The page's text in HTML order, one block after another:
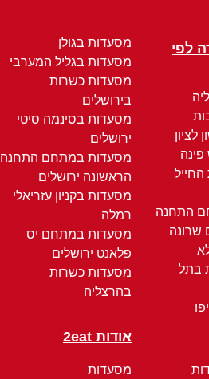
לפי
לציון
התחנה
בתל
מסעדות בגולן
מסעדות בגליל המערבי
מסעדות כשרות
בירושלים
מסעדות בסינמה סיטי
ירושלים
מסעדות במתחם התחנה
הראשונה ירושלים
מסעדות בקניון עזריאלי
רמלה
מסעדות במתחם יס
פלאנט ירושלים
מסעדות כשרות
בהרצליה
אודות 2eat
מסעדות